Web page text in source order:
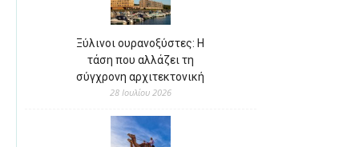
Ξύλινοι ουρανοξύστες: Η
τάση που αλλάζει τη
σύγχρονη αρχιτεκτονική
28 Ιουλίου 2026